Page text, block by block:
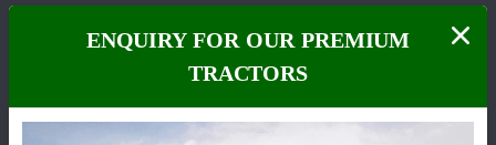
ENQUIRY FOR OUR PREMIUM
TRACTORS